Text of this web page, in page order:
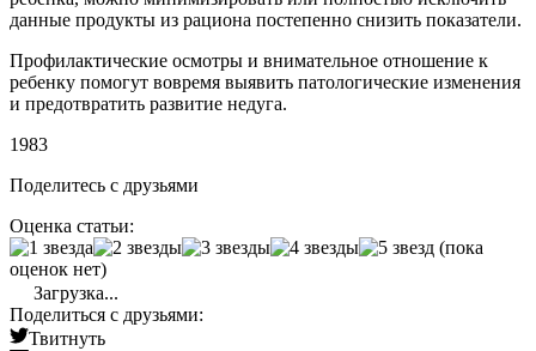
данные продукты из рациона постепенно снизить показатели.
Профилактические осмотры и внимательное отношение к
ребенку помогут вовремя выявить патологические изменения
и предотвратить развитие недуга.
1983
Поделитесь с друзьями
Оценка статьи:
(пока
оценок нет)
Загрузка...
Поделиться с друзьями:
Твитнуть